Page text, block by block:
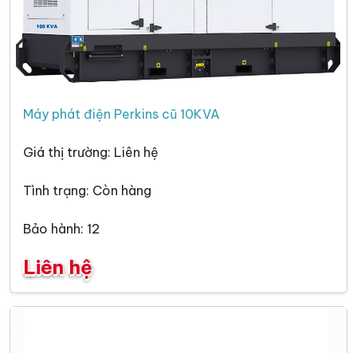
Máy phát điện Perkins cũ 10KVA
Giá thị trường: Liên hệ
Tình trạng: Còn hàng
Bảo hành: 12
Liên hệ